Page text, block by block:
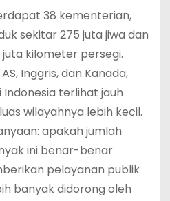
38 kementerian,
sekitar 275 juta jiwa dan
juta kilometer persegi.
Inggris, dan Kanada,
terlihat jauh
wilayahnya lebih kecil.
apakah jumlah
ini benar-benar
pelayanan publik
banyak didorong oleh